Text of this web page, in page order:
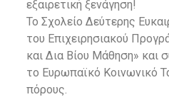
εξαιρετική ξενάγηση!
Το Σχολείο Δεύτερης
του Επιχειρησιακού
και Δια Βίου Μάθηση» και
το Ευρωπαϊκό Κοινωνικό
πόρους.